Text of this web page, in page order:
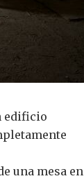
edificio
una mesa en